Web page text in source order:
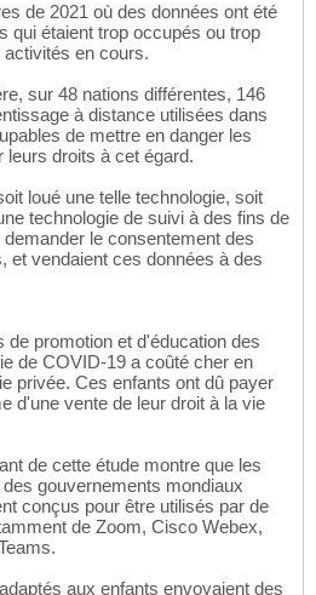
de 2021 où des données ont été
qui étaient trop occupés ou trop
en cours.
sur 48 nations différentes, 146
à distance utilisées dans
de mettre en danger les
leurs droits à cet égard.
loué une telle technologie, soit
technologie de suivi à des fins de
le consentement des
et vendaient ces données à des
de promotion et d'éducation des
de COVID-19 a coûté cher en
privée. Ces enfants ont dû payer
d'une vente de leur droit à la vie
de cette étude montre que les
gouvernements mondiaux
conçus pour être utilisés par de
de Zoom, Cisco Webex,
aux enfants envoyaient des